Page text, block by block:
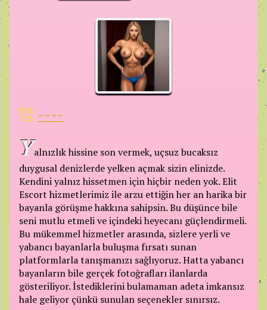
----
Yalnızlık hissine son vermek, uçsuz bucaksız
duygusal denizlerde yelken açmak sizin elinizde.
Kendini yalnız hissetmen için hiçbir neden yok. Elit
Escort hizmetlerimiz ile arzu ettiğin her an harika bir
bayanla görüşme hakkına sahipsin. Bu düşünce bile
seni mutlu etmeli ve içindeki heyecanı güçlendirmeli.
Bu mükemmel hizmetler arasında, sizlere yerli ve
yabancı bayanlarla buluşma fırsatı sunan
platformlarla tanışmanızı sağlıyoruz. Hatta yabancı
bayanların bile gerçek fotoğrafları ilanlarda
gösteriliyor. İstediklerini bulamaman adeta imkansız
hale geliyor çünkü sunulan seçenekler sınırsız.